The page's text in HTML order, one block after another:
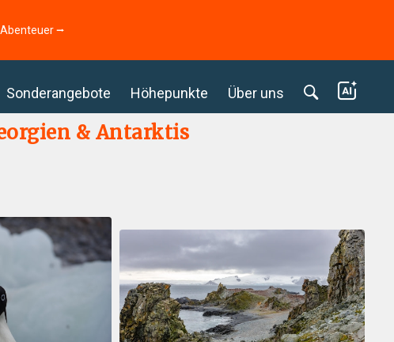
⭢
Sonderangebote Höhepunkte Über uns
& Antarktis